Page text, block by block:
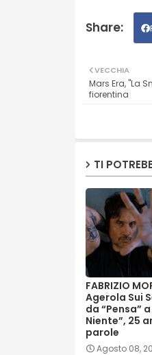
VECCHIA
Mars Era, "La
fiorentina
TI
FABRIZIO
Agerola Sui
da “Pensa”
Niente”, 25
parole
Agosto 08,